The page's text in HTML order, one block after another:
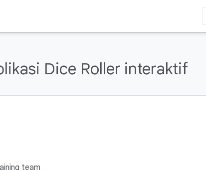
Dice Roller interaktif
team